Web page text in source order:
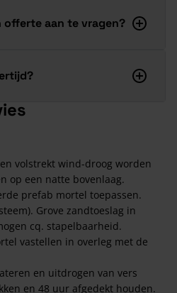
offerte aan te vragen?
volstrekt wind-droog worden
op een natte bovenlaag.
prefab mortel toepassen.
Grove zandtoeslag in
cq. stapelbaarheid.
vastellen in overleg met de
en uitdrogen van vers
en 48 uur afgedekt houden.